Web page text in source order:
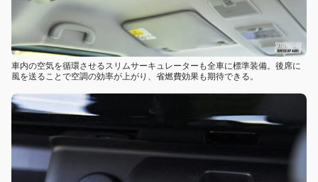
車内の空気を循環させるスリムサーキュレーターも全車に標準装備。後席に
風を送ることで空調の効率が上がり、省燃費効果も期待できる。